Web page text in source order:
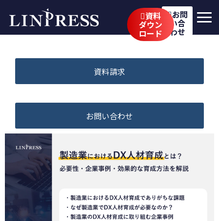
資料
ダウン
ロード
お問
い合
わせ
サービス
イベント・セミナー
ブログ
採用情報
資料請求
お問い合わせ